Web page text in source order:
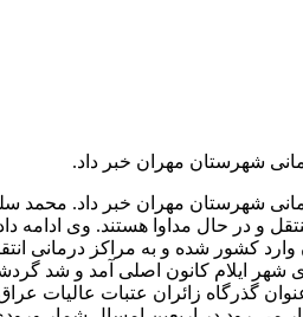
شهرستان مهران خبر داد.
شهرستان مهران خبر داد. محمد
و در حال مداوا هستند. وی ادامه
کشور شده و به مراکز درمانی
کاظمین عراق هفت زائر ایرانی مصدوم شدند. خروجی مرزی مهران در جنوب باختری و فاصله
گذرگاه زائران عتبات عالیات